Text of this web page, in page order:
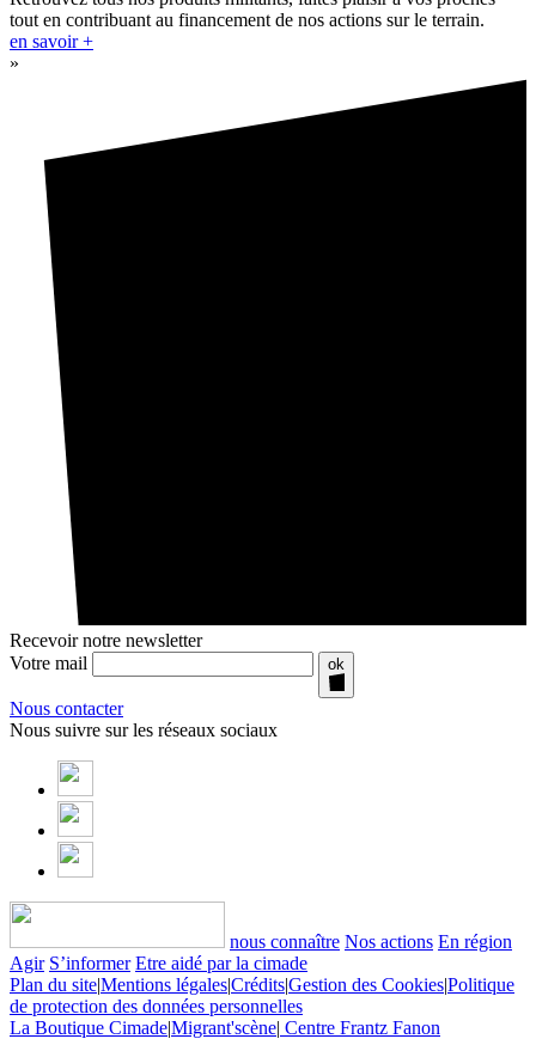
tout en contribuant au financement de nos actions sur le terrain.
en savoir +
»
Recevoir notre newsletter
Votre mail
ok
Nous contacter
Nous suivre sur les réseaux sociaux
nous connaître Nos actions En région
Agir S’informer Etre aidé par la cimade
Plan du site|Mentions légales|Crédits|Gestion des Cookies|Politique
de protection des données personnelles
La Boutique Cimade|Migrant'scène| Centre Frantz Fanon